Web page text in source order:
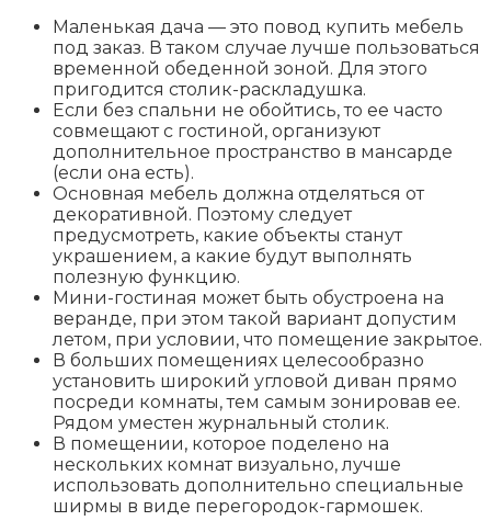
Маленькая дача — это повод купить мебель
под заказ. В таком случае лучше пользоваться
временной обеденной зоной. Для этого
пригодится столик-раскладушка.
Если без спальни не обойтись, то ее часто
совмещают с гостиной, организуют
дополнительное пространство в мансарде
(если она есть).
Основная мебель должна отделяться от
декоративной. Поэтому следует
предусмотреть, какие объекты станут
украшением, а какие будут выполнять
полезную функцию.
Мини-гостиная может быть обустроена на
веранде, при этом такой вариант допустим
летом, при условии, что помещение закрытое.
В больших помещениях целесообразно
установить широкий угловой диван прямо
посреди комнаты, тем самым зонировав ее.
Рядом уместен журнальный столик.
В помещении, которое поделено на
нескольких комнат визуально, лучше
использовать дополнительно специальные
ширмы в виде перегородок-гармошек.